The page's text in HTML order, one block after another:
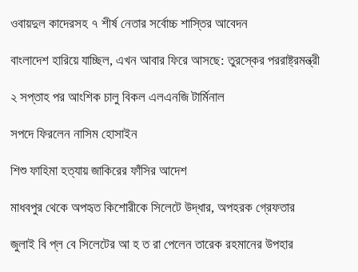
ওবায়দুল কাদেরসহ ৭ শীর্ষ নেতার সর্বোচ্চ শাস্তির আবেদন
বাংলাদেশ হারিয়ে যাচ্ছিল, এখন আবার ফিরে আসছে: তুরস্কের পররাষ্ট্রমন্ত্রী
২ সপ্তাহ পর আংশিক চালু বিকল এলএনজি টার্মিনাল
সপদে ফিরলেন নাসিম হোসাইন
শিশু ফাহিমা হত্যায় জাকিরের ফাঁসির আদেশ
মাধবপুর থেকে অপহৃত কিশোরীকে সিলেটে উদ্ধার, অপহরক গ্রেফতার
জুলাই বি প্ল বে সিলেটের আ হ ত রা পেলেন তারেক রহমানের উপহার